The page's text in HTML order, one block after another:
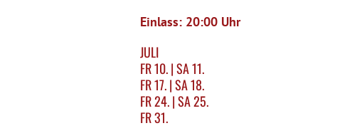
Einlass: 20:00 Uhr
JULI
FR 10. | SA 11.
FR 17. | SA 18.
FR 24. | SA 25.
FR 31.